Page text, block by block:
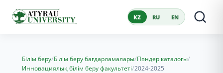
KZ RU EN
Білім беру/Білім беру бағдарламалары/Пәндер каталогы/
Инновациялық білім беру факультеті/2024-2025